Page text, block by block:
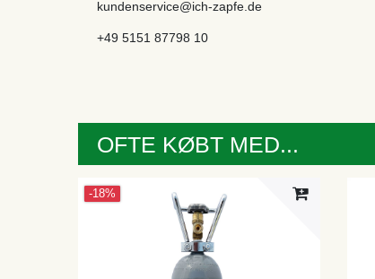
kundenservice@ich-zapfe.de
+49 5151 87798 10
OFTE KØBT MED...
-18%